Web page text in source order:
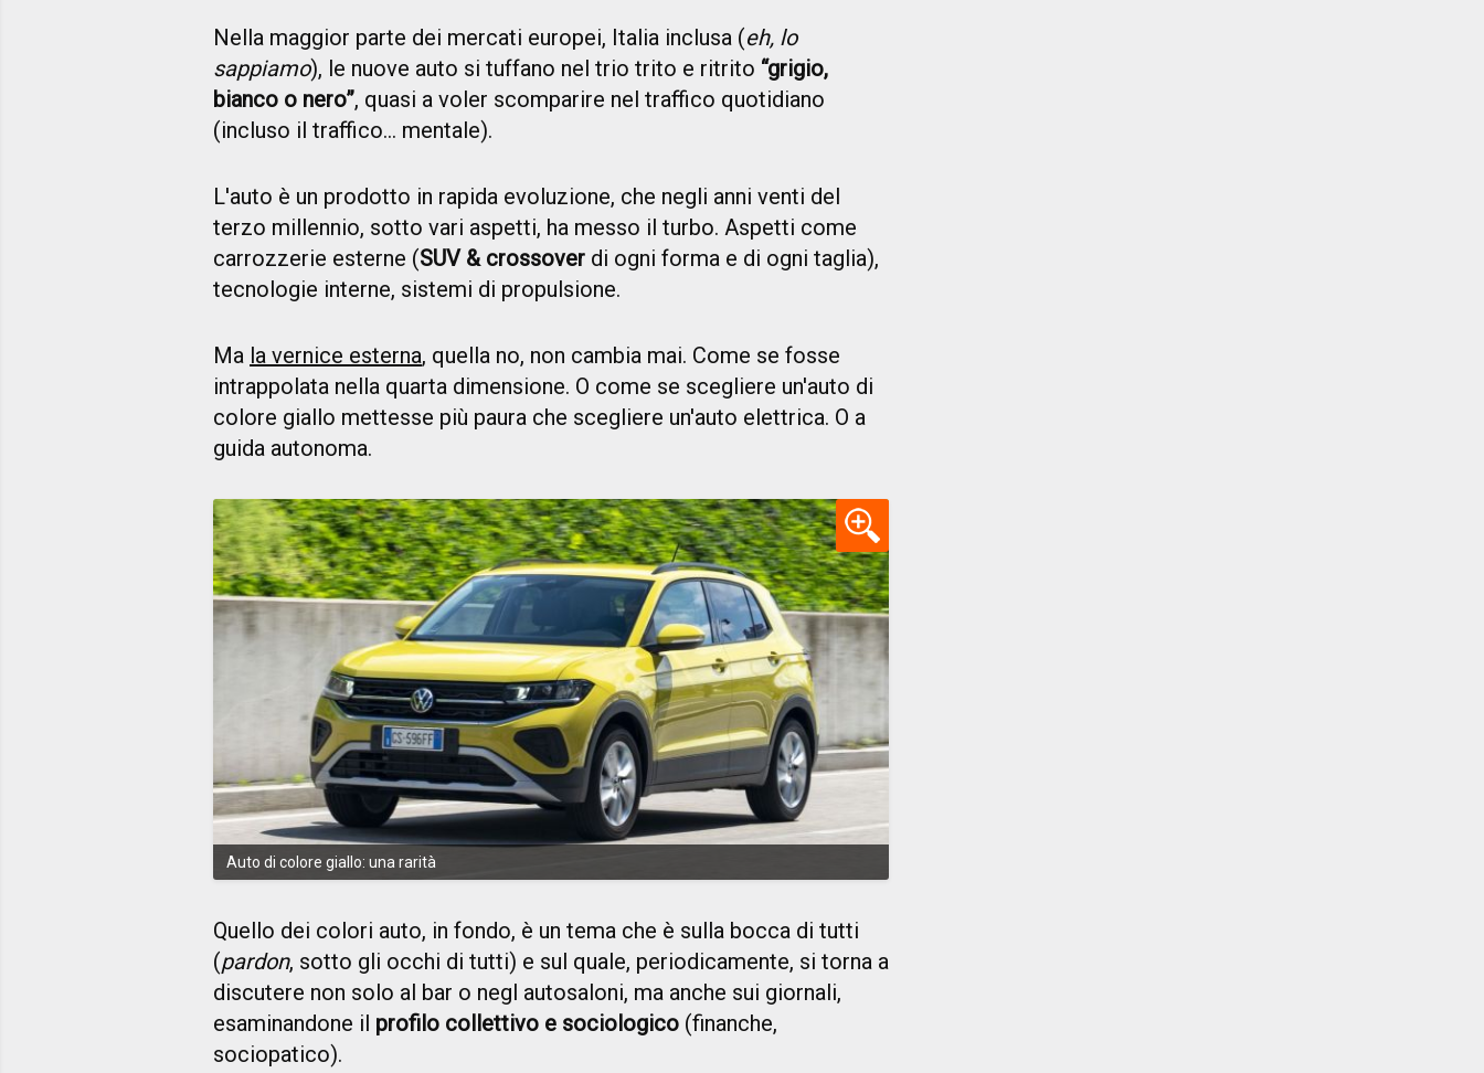
Nella maggior parte dei mercati europei, Italia inclusa (eh, lo
sappiamo), le nuove auto si tuffano nel trio trito e ritrito “grigio,
bianco o nero”, quasi a voler scomparire nel traffico quotidiano
(incluso il traffico... mentale).
L'auto è un prodotto in rapida evoluzione, che negli anni venti del
terzo millennio, sotto vari aspetti, ha messo il turbo. Aspetti come
carrozzerie esterne (SUV & crossover di ogni forma e di ogni taglia),
tecnologie interne, sistemi di propulsione.
Ma la vernice esterna, quella no, non cambia mai. Come se fosse
intrappolata nella quarta dimensione. O come se scegliere un'auto di
colore giallo mettesse più paura che scegliere un'auto elettrica. O a
guida autonoma.
Auto di colore giallo: una rarità
Quello dei colori auto, in fondo, è un tema che è sulla bocca di tutti
(pardon, sotto gli occhi di tutti) e sul quale, periodicamente, si torna a
discutere non solo al bar o negl autosaloni, ma anche sui giornali,
esaminandone il profilo collettivo e sociologico (finanche,
sociopatico).